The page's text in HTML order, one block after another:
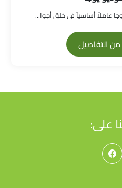
عاملاً أساسياً في خلق أجوا...
التفاصيل
على: